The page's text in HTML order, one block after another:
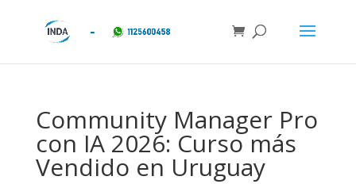
Community Manager Pro
con IA 2026: Curso más
Vendido en Uruguay